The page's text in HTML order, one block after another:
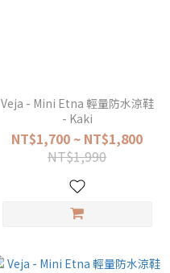
Veja - Mini Etna 輕量防水涼鞋
- Kaki
NT$1,700 ~ NT$1,800
NT$1,990